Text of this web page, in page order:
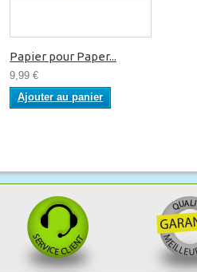
Papier pour Paper...
9,99 €
Ajouter au panier